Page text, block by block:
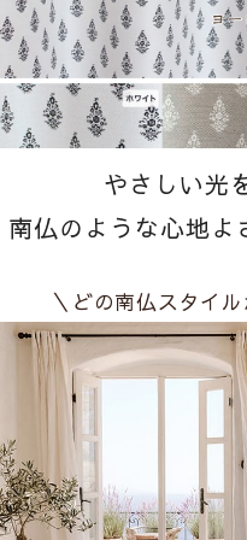
やさしい光
南仏のような心地よ
＼どの南仏スタイ